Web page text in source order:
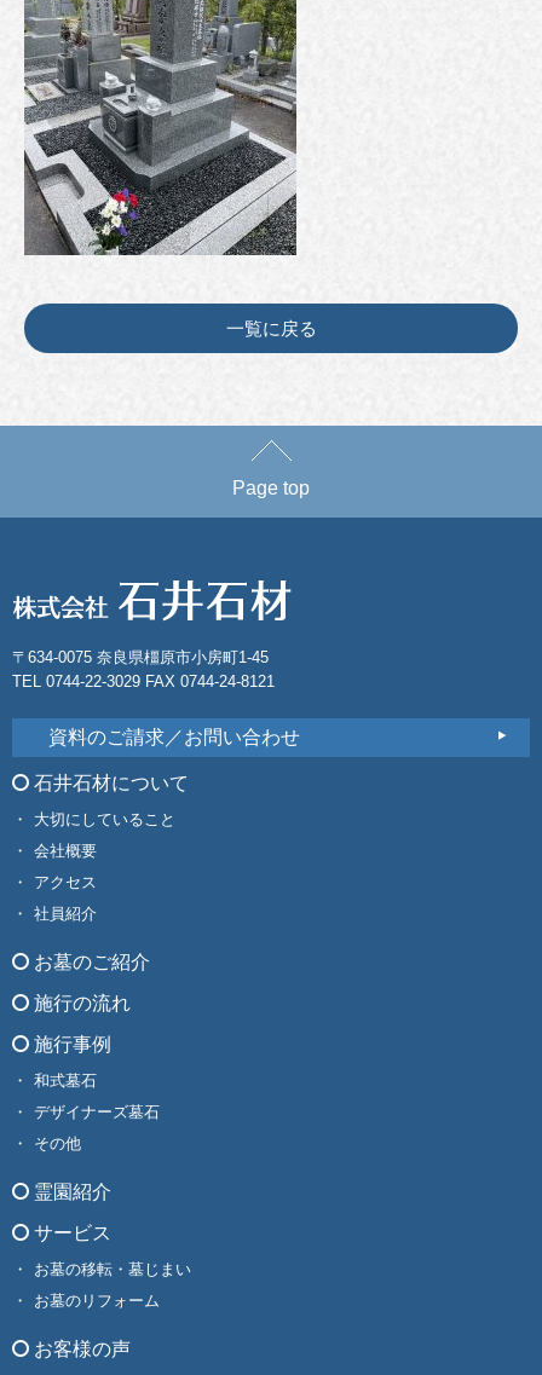
一覧に戻る
Page top
〒634-0075 奈良県橿原市小房町1-45
TEL 0744-22-3029 FAX 0744-24-8121
資料のご請求／お問い合わせ
石井石材について
大切にしていること
会社概要
アクセス
社員紹介
お墓のご紹介
施行の流れ
施行事例
和式墓石
デザイナーズ墓石
その他
霊園紹介
サービス
お墓の移転・墓じまい
お墓のリフォーム
お客様の声